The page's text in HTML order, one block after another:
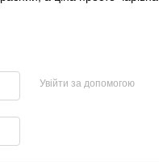
Увійти за допомогою